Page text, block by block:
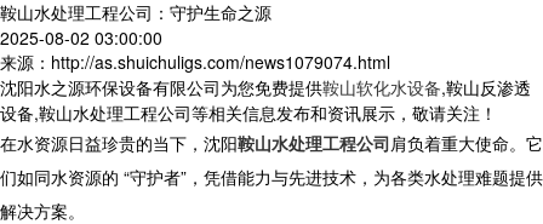
鞍山水处理工程公司：守护生命之源
2025-08-02 03:00:00
来源：http://as.shuichuligs.com/news1079074.html
沈阳水之源环保设备有限公司为您免费提供鞍山软化水设备,鞍山反渗透
设备,鞍山水处理工程公司等相关信息发布和资讯展示，敬请关注！
在水资源日益珍贵的当下，沈阳鞍山水处理工程公司肩负着重大使命。它
们如同水资源的 “守护者”，凭借能力与先进技术，为各类水处理难题提供
解决方案。